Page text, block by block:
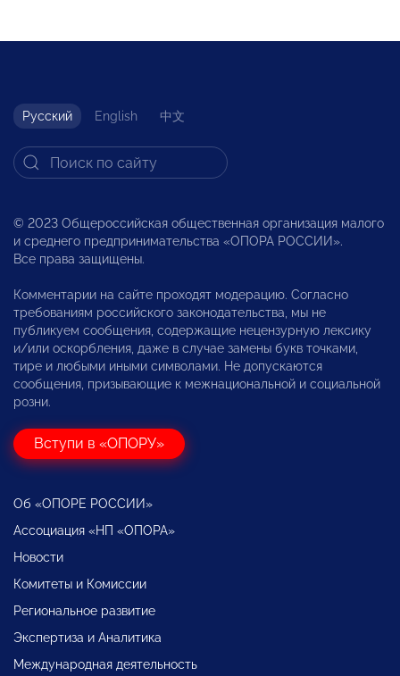
Русский English 中文
© 2023 Общероссийская общественная организация малого
и среднего предпринимательства «ОПОРА РОССИИ».
Все права защищены.
Комментарии на сайте проходят модерацию. Согласно
требованиям российского законодательства, мы не
публикуем сообщения, содержащие нецензурную лексику
и/или оскорбления, даже в случае замены букв точками,
тире и любыми иными символами. Не допускаются
сообщения, призывающие к межнациональной и социальной
розни.
Вступи в «ОПОРУ»
Об «ОПОРЕ РОССИИ»
Ассоциация «НП «ОПОРА»
Новости
Комитеты и Комиссии
Региональное развитие
Экспертиза и Аналитика
Международная деятельность